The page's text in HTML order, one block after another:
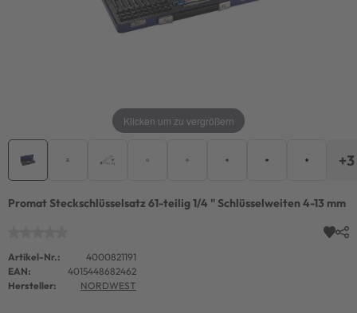
Klicken um zu vergrößern
+3
Promat Steckschlüsselsatz 61-teilig 1/4 " Schlüsselweiten 4-13 mm
Artikel-Nr.:
4000821191
EAN:
4015448682462
Hersteller:
NORDWEST